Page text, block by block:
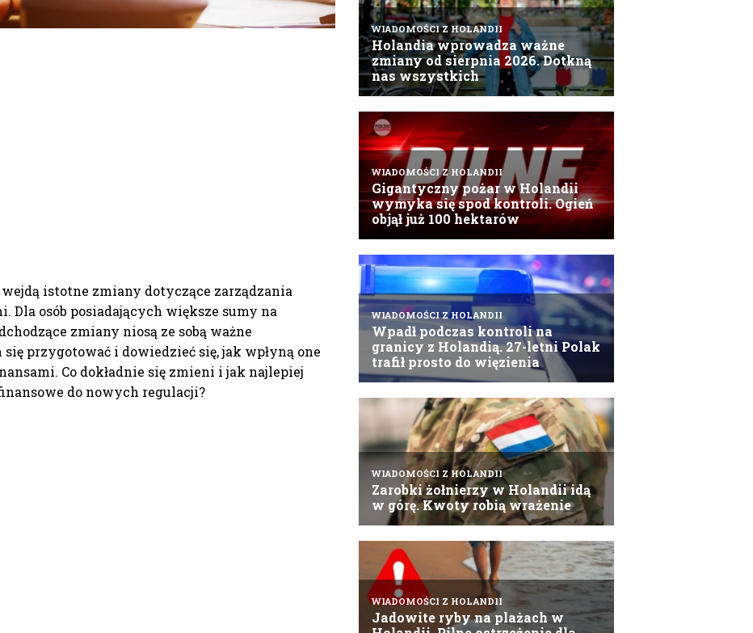
wejdą istotne zmiany dotyczące zarządzania
Dla osób posiadających większe sumy na
zmiany niosą ze sobą ważne
przygotować i dowiedzieć się, jak wpłyną one
Co dokładnie się zmieni i jak najlepiej
do nowych regulacji?